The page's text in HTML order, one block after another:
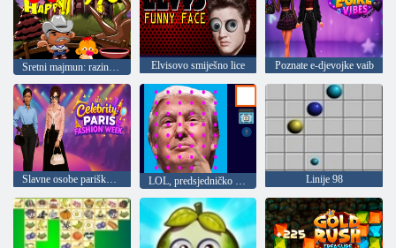
Elvisovo smiješno lice Poznate e-djevojke vaib
Slavne osobe pariškog tjedna mode Linije 98